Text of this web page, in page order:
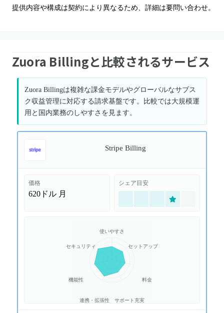
提供内容や構成は契約により異なるため、詳細は要問い合わせ。
Zuora Billingと比較されるサービス
Zuora Billingは複雑な課金モデルやグローバルなサブス
ク収益管理に対応する請求基盤です。比較では大規模運
用と国内業務のしやすさを見ます。
Stripe Billing
価格
620ドル 月
シェア目安
使いやすさ
セットアップ
料金
サポート充実
連携・拡張性
機能性
セキュリティ